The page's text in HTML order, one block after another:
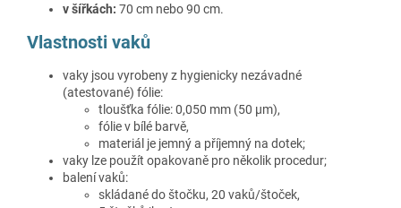
v šířkách: 70 cm nebo 90 cm.
Vlastnosti vaků
vaky jsou vyrobeny z hygienicky nezávadné
(atestované) fólie:
tloušťka fólie: 0,050 mm (50 μm),
fólie v bílé barvě,
materiál je jemný a příjemný na dotek;
vaky lze použít opakovaně pro několik procedur;
balení vaků:
skládané do štočku, 20 vaků/štoček,